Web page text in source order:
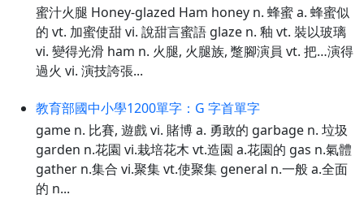
蜜汁火腿 Honey-glazed Ham honey n. 蜂蜜 a. 蜂蜜似
的 vt. 加蜜使甜 vi. 說甜言蜜語 glaze n. 釉 vt. 裝以玻璃
vi. 變得光滑 ham n. 火腿, 火腿族, 蹩腳演員 vt. 把…演得
過火 vi. 演技誇張...
教育部國中小學1200單字：G 字首單字
game n. 比賽, 遊戲 vi. 賭博 a. 勇敢的 garbage n. 垃圾
garden n.花園 vi.栽培花木 vt.造園 a.花園的 gas n.氣體
gather n.集合 vi.聚集 vt.使聚集 general n.一般 a.全面
的 n...